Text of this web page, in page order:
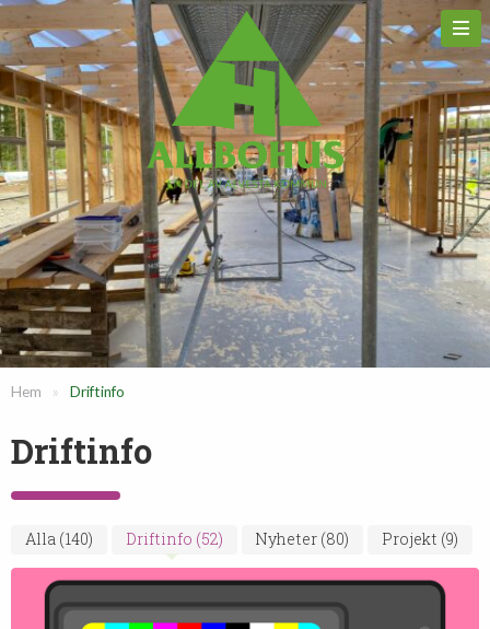
Hem » Driftinfo
Driftinfo
Alla (140) Driftinfo (52) Nyheter (80) Projekt (9)